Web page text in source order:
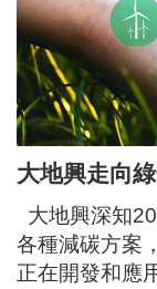
大地興走向
大地興深知
各種減碳方案
正在開發和應